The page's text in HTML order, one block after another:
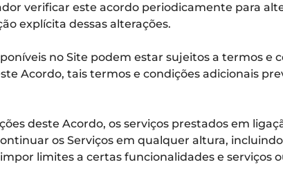
verificar este acordo periodicamente para
explícita dessas alterações.
no Site podem estar sujeitos a termos
Acordo, tais termos e condições adicionais
deste Acordo, os serviços prestados em
os Serviços em qualquer altura,
limites a certas funcionalidades e serviços